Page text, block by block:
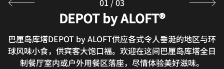
DEPOT by ALOFT®
巴厘岛库塔DEPOT by ALOFT供应各式令人垂涎的地区与环
球风味小食，供宾客大饱口福。欢迎在这间巴厘岛库塔全日
制餐厅室内或户外用餐区落座，尽情体验美好滋味。
Re:Fuel by Aloft
雅乐轩能量：站全天候提供一站式即买即走体验，匠心供应
简餐、美味点心、健康小吃和清爽饮品，精彩呈献巴厘岛库
塔美好滋味。
W XYZ®
Acoustic performances and crafted signature cocktails
set the vibe at our chic Kuta Bali bar, W XYZ Bar,
nestled in the lobby area.